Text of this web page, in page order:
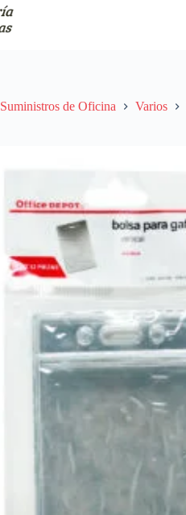
Suministros de Oficina Varios